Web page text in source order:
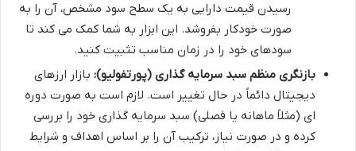
رسیدن قیمت دارایی به یک سطح سود مشخص، آن را به
صورت خودکار بفروشد. این ابزار به شما کمک می کند تا
سودهای خود را در زمان مناسب تثبیت کنید.
بازنگری منظم سبد سرمایه گذاری (پورتفولیو): بازار ارزهای
دیجیتال دائماً در حال تغییر است. لازم است به صورت دوره
ای (مثلاً ماهانه یا فصلی) سبد سرمایه گذاری خود را بررسی
کرده و در صورت نیاز، ترکیب آن را بر اساس اهداف و شرایط